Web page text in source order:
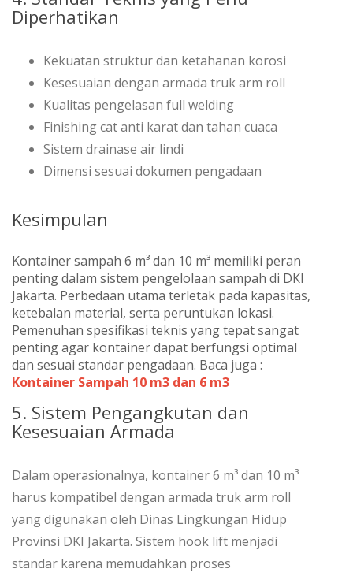
Diperhatikan
Kekuatan struktur dan ketahanan korosi
Kesesuaian dengan armada truk arm roll
Kualitas pengelasan full welding
Finishing cat anti karat dan tahan cuaca
Sistem drainase air lindi
Dimensi sesuai dokumen pengadaan
Kesimpulan
Kontainer sampah 6 m³ dan 10 m³ memiliki peran
penting dalam sistem pengelolaan sampah di DKI
Jakarta. Perbedaan utama terletak pada kapasitas,
ketebalan material, serta peruntukan lokasi.
Pemenuhan spesifikasi teknis yang tepat sangat
penting agar kontainer dapat berfungsi optimal
dan sesuai standar pengadaan. Baca juga :
Kontainer Sampah 10 m3 dan 6 m3
5. Sistem Pengangkutan dan
Kesesuaian Armada
Dalam operasionalnya, kontainer 6 m³ dan 10 m³
harus kompatibel dengan armada truk arm roll
yang digunakan oleh Dinas Lingkungan Hidup
Provinsi DKI Jakarta. Sistem hook lift menjadi
standar karena memudahkan proses